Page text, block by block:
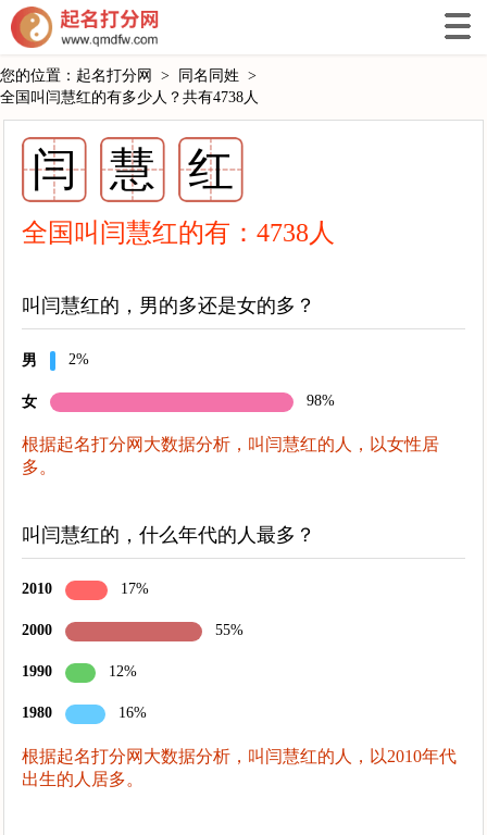
您的位置： 起名打分网 > 同名同姓 >
全国叫闫慧红的有多少人？共有4738人
闫 慧 红
全国叫闫慧红的有：4738 人
叫闫慧红的，男的多还是女的多？
男 2%
女 98%
根据起名打分网大数据分析，叫闫慧红的人，以女性居
多。
叫闫慧红的，什么年代的人最多？
2010 17%
2000 55%
1990 12%
1980 16%
根据起名打分网大数据分析，叫闫慧红的人，以2010年代
出生的人居多。